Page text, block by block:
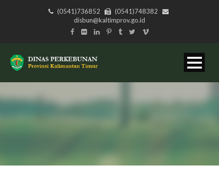
(0541)736852
(0541)748382
disbun@kaltimprov.go.id